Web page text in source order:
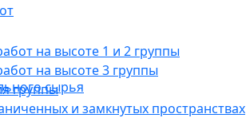
на высоте 1 и 2 группы
на высоте 3 группы
группы
и замкнутых пространствах
сырья